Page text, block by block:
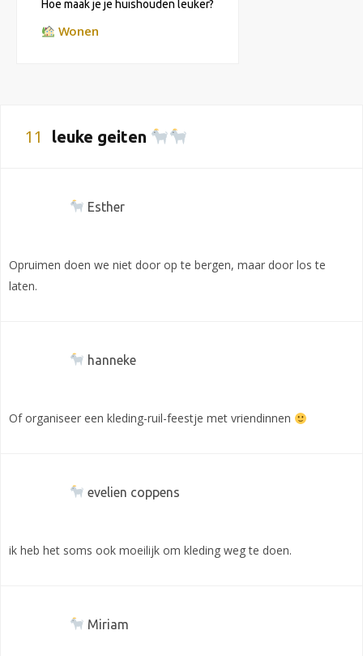
Hoe maak je je huishouden leuker?
Wonen
11 leuke geiten
Esther
Opruimen doen we niet door op te bergen, maar door los te
laten.
hanneke
Of organiseer een kleding-ruil-feestje met vriendinnen
evelien coppens
ik heb het soms ook moeilijk om kleding weg te doen.
Miriam